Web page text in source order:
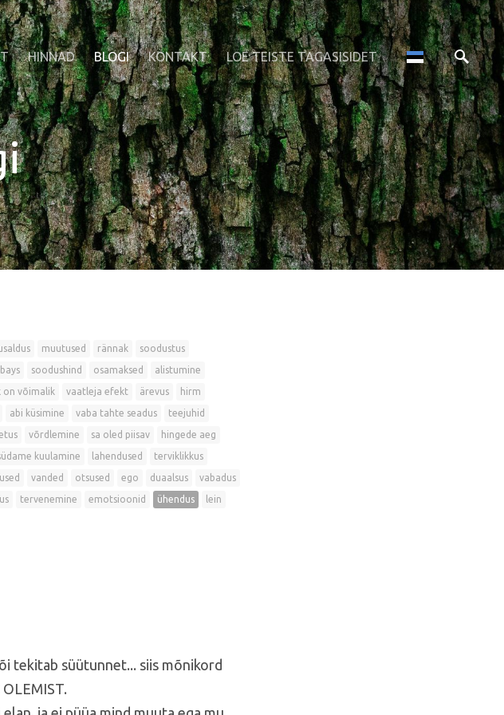
HINNAD BLOGI KONTAKT LOE TEISTE TAGASISIDET
muutused rännak soodustus
bays soodushind osamaksed alistumine
on võimalik vaatleja efekt ärevus hirm
abi küsimine vaba tahte seadus teejuhid
võrdlemine sa oled piisav hingede aeg
kuulamine lahendused terviklikkus
vanded otsused ego duaalsus vabadus
tervenemine emotsioonid ühendus lein
tekitab süütunnet... siis mõnikord